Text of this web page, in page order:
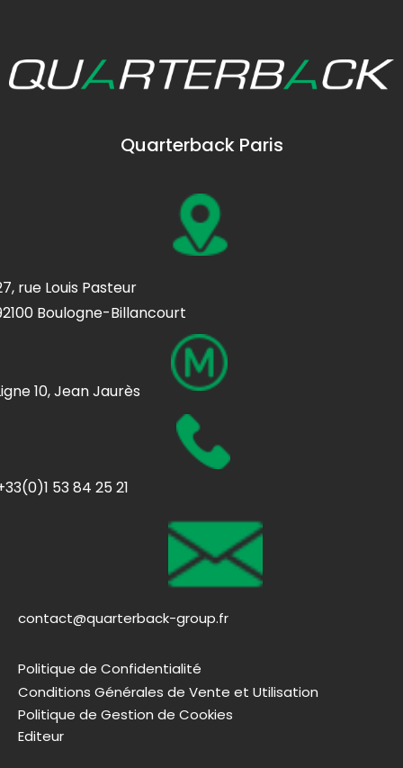
Quarterback Paris
rue Louis Pasteur
Boulogne-Billancourt
10, Jean Jaurès
53 84 25 21
contact@quarterback-group.fr
Politique de Confidentialité
Conditions Générales de Vente et Utilisation
Politique de Gestion de Cookies
Editeur